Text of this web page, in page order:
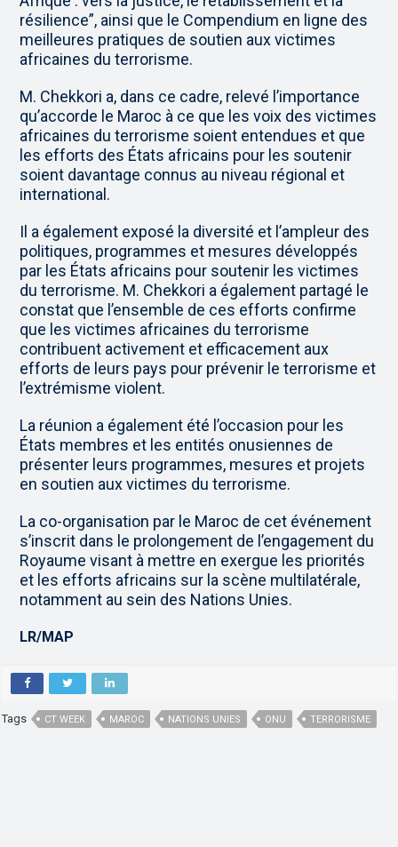
résilience”, ainsi que le Compendium en ligne des
meilleures pratiques de soutien aux victimes
africaines du terrorisme.
M. Chekkori a, dans ce cadre, relevé l’importance
qu’accorde le Maroc à ce que les voix des victimes
africaines du terrorisme soient entendues et que
les efforts des États africains pour les soutenir
soient davantage connus au niveau régional et
international.
Il a également exposé la diversité et l’ampleur des
politiques, programmes et mesures développés
par les États africains pour soutenir les victimes
du terrorisme. M. Chekkori a également partagé le
constat que l’ensemble de ces efforts confirme
que les victimes africaines du terrorisme
contribuent activement et efficacement aux
efforts de leurs pays pour prévenir le terrorisme et
l’extrémisme violent.
La réunion a également été l’occasion pour les
États membres et les entités onusiennes de
présenter leurs programmes, mesures et projets
en soutien aux victimes du terrorisme.
La co-organisation par le Maroc de cet événement
s’inscrit dans le prolongement de l’engagement du
Royaume visant à mettre en exergue les priorités
et les efforts africains sur la scène multilatérale,
notamment au sein des Nations Unies.
LR/MAP
Tags CT WEEK MAROC NATIONS UNIES ONU TERRORISME